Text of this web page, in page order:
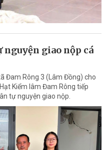
giao nộp cá
Đam Rông 3 (Lâm Đồng) cho
Kiểm lâm Đam Rông tiếp
tự nguyện giao nộp.